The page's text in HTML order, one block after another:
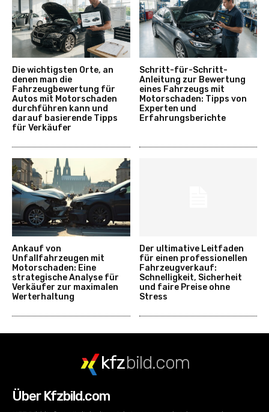
Die wichtigsten Orte, an
denen man die
Fahrzeugbewertung für
Autos mit Motorschaden
durchführen kann und
darauf basierende Tipps
für Verkäufer
Schritt-für-Schritt-
Anleitung zur Bewertung
eines Fahrzeugs mit
Motorschaden: Tipps von
Experten und
Erfahrungsberichte
Ankauf von
Unfallfahrzeugen mit
Motorschaden: Eine
strategische Analyse für
Verkäufer zur maximalen
Werterhaltung
Der ultimative Leitfaden
für einen professionellen
Fahrzeugverkauf:
Schnelligkeit, Sicherheit
und faire Preise ohne
Stress
kfzbild.com
Über Kfzbild.com